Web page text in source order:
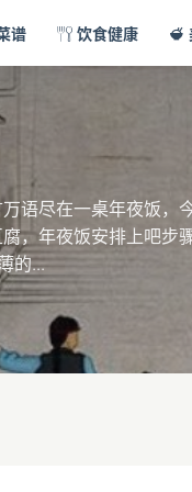
谱 饮食健康
语尽在一桌年夜饭，
，年夜饭安排上吧步
的...